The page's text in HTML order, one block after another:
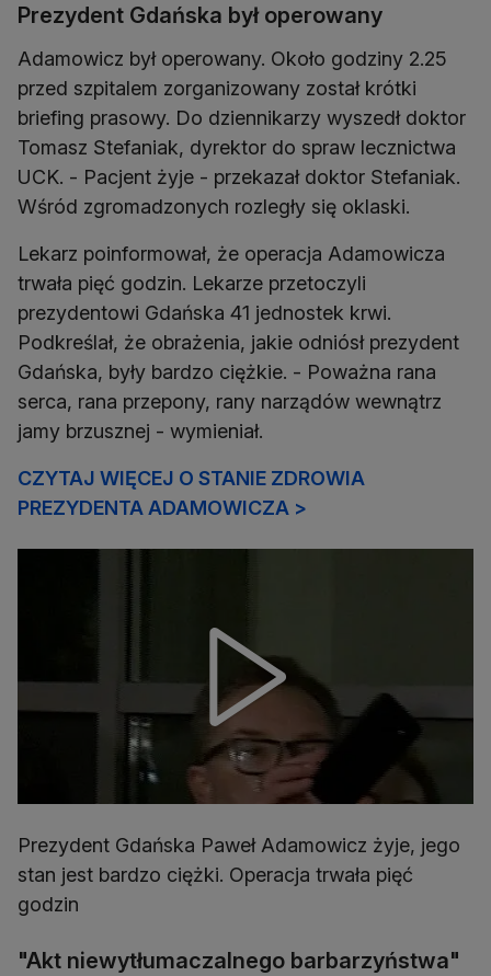
Prezydent Gdańska był operowany
Adamowicz był operowany. Około godziny 2.25
przed szpitalem zorganizowany został krótki
briefing prasowy. Do dziennikarzy wyszedł doktor
Tomasz Stefaniak, dyrektor do spraw lecznictwa
UCK. - Pacjent żyje - przekazał doktor Stefaniak.
Wśród zgromadzonych rozległy się oklaski.
Lekarz poinformował, że operacja Adamowicza
trwała pięć godzin. Lekarze przetoczyli
prezydentowi Gdańska 41 jednostek krwi.
Podkreślał, że obrażenia, jakie odniósł prezydent
Gdańska, były bardzo ciężkie. - Poważna rana
serca, rana przepony, rany narządów wewnątrz
jamy brzusznej - wymieniał.
CZYTAJ WIĘCEJ O STANIE ZDROWIA
PREZYDENTA ADAMOWICZA >
Prezydent Gdańska Paweł Adamowicz żyje, jego
stan jest bardzo ciężki. Operacja trwała pięć
godzin
"Akt niewytłumaczalnego barbarzyństwa"